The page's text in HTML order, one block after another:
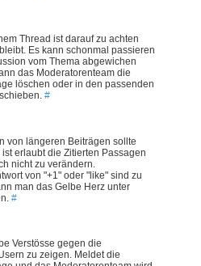
Thread ist darauf zu achten
Es kann schonmal passieren
vom Thema abgewichen
das Moderatorenteam die
löschen oder in den passenden
#
von längeren Beiträgen sollte
erlaubt die Zitierten Passagen
nicht zu verändern.
von "+1" oder "like" sind zu
man das Gelbe Herz unter
#
Verstösse gegen die
zu zeigen. Meldet die